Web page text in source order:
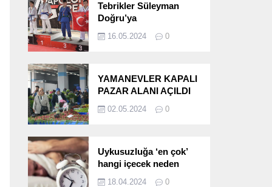
Tebrikler Süleyman
Doğru’ya
16.05.2024 0
YAMANEVLER KAPALI
PAZAR ALANI AÇILDI
02.05.2024 0
Uykusuzluğa ‘en çok’
hangi içecek neden
18.04.2024 0